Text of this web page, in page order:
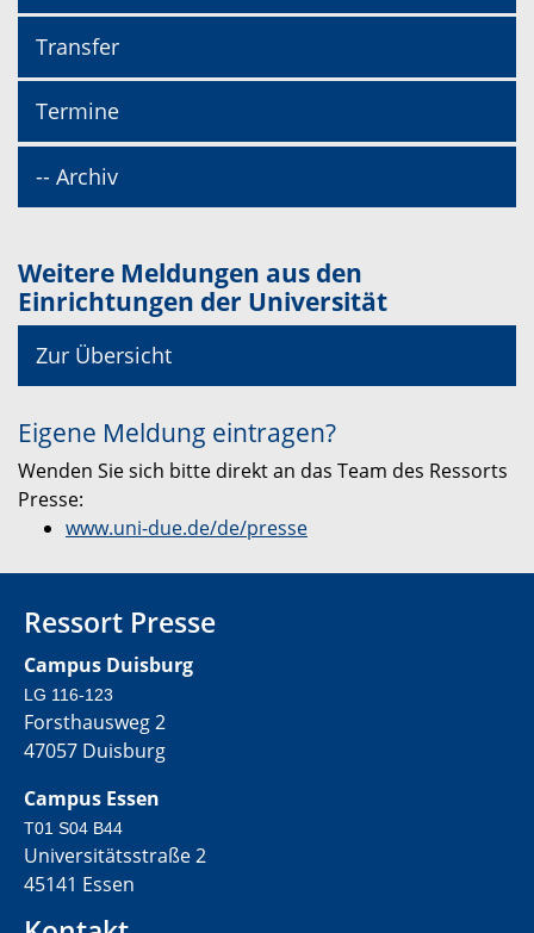
Transfer
Termine
-- Archiv
Weitere Meldungen aus den
Einrichtungen der Universität
Zur Übersicht
Eigene Meldung eintragen?
Wenden Sie sich bitte direkt an das Team des Ressorts
Presse:
www.uni-due.de/de/presse
Ressort Presse
Campus Duisburg
LG 116-123
Forsthausweg 2
47057 Duisburg
Campus Essen
T01 S04 B44
Universitätsstraße 2
45141 Essen